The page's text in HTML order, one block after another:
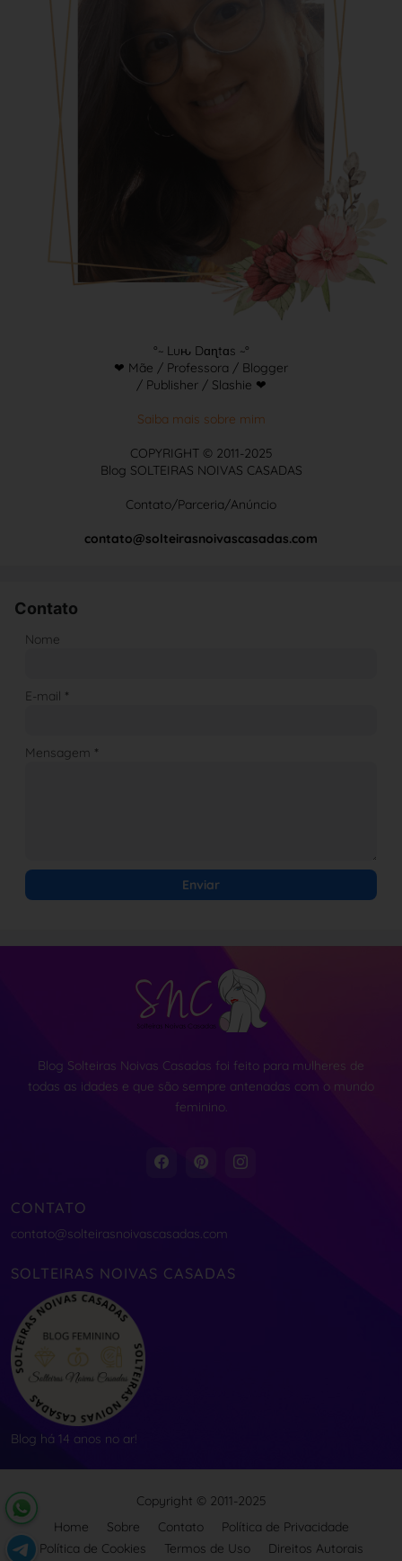
°~ Luԋ Dɑɳtɑs ~°
❤ Mãe / Professora / Blogger
/ Publisher / Slashie ❤
Saiba mais sobre mim
COPYRIGHT © 2011-2025
Blog SOLTEIRAS NOIVAS CASADAS
Contato/Parceria/Anúncio
contato@solteirasnoivascasadas.com
Contato
Nome
E-mail *
Mensagem *
Blog Solteiras Noivas Casadas foi feito para mulheres de
todas as idades e que são sempre antenadas com o mundo
feminino.
CONTATO
contato@solteirasnoivascasadas.com
SOLTEIRAS NOIVAS CASADAS
Blog há 14 anos no ar!
Copyright © 2011-2025
Home
Sobre Contato
Política de Privacidade
Política de Cookies
Termos de Uso Direitos Autorais